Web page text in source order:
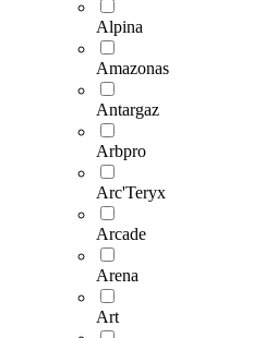
Alpina
Amazonas
Antargaz
Arbpro
Arc'Teryx
Arcade
Arena
Art